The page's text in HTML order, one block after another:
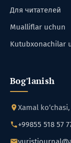
Для читателей
Mualliflar uchun
Kutubxonachilar
Bog'lanish
Xamal
+99855 518 57